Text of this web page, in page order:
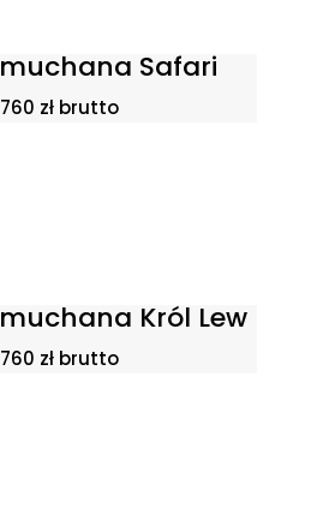
Safari
złbrutto
Król Lew
złbrutto